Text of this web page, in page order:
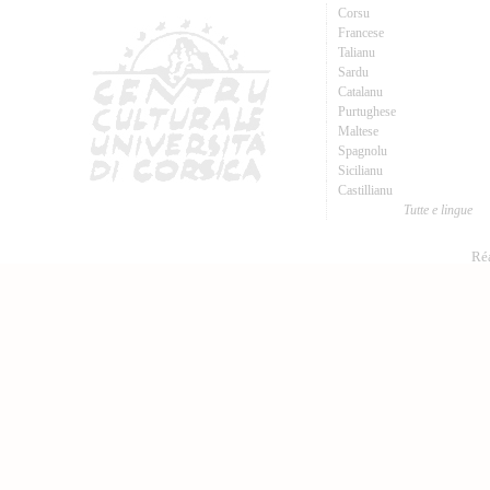
Corsu
Francese
Talianu
Sardu
Catalanu
Purtughese
Maltese
Spagnolu
Sicilianu
Castillianu
Tutte e lingue